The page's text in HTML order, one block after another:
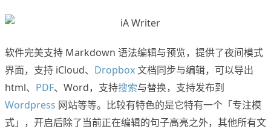
软件完美支持 Markdown 语法编辑与预览，提供了夜间模式
界面，支持 iCloud、 Dropbox文档同步与编辑，可以导出
html、 PDF、Word，支持搜索与替换，支持发布到
Wordpress 网站等等。比较有特色的是它特有一个「专注模
式」，开启后除了当前正在编辑的句子高亮之外，其他所有文